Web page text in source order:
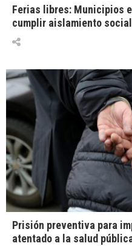
Ferias libres: Municipios
cumplir aislamiento social
Prisión preventiva para
atentado a la salud